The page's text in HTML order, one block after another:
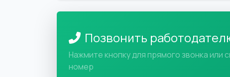
Позвонить
Нажмите кнопку для прямого звонка или
номер